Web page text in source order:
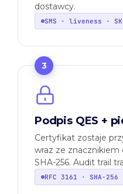
dostawcy.
SMS · liveness ·
3
Podpis QES +
Certyfikat zostaje
wraz ze znacznikiem
SHA-256. Audit trail
RFC 3161 · SHA-